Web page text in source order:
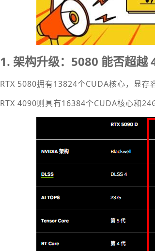
1. 架构升级：5080 能否超越
RTX 5080拥有13824个CUDA核心，显存
RTX 4090则具有16384个CUDA核心和